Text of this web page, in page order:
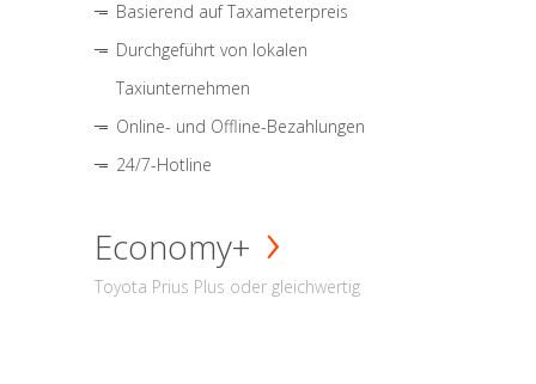
Basierend auf Taxameterpreis
Durchgeführt von lokalen
Taxiunternehmen
Online- und Offline-Bezahlungen
24/7-Hotline
Economy+
Toyota Prius Plus oder gleichwertig